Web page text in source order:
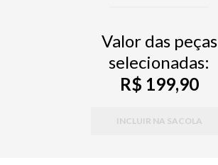
Valor das peças
selecionadas:
R$ 199,90
INCLUIR NA SACOLA